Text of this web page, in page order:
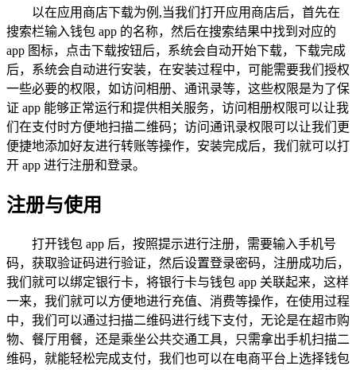
以在应用商店下载为例,当我们打开应用商店后，首先在
搜索栏输入钱包 app 的名称，然后在搜索结果中找到对应的
app 图标，点击下载按钮后，系统会自动开始下载，下载完成
后，系统会自动进行安装，在安装过程中，可能需要我们授权
一些必要的权限，如访问相册、通讯录等，这些权限是为了保
证 app 能够正常运行和提供相关服务，访问相册权限可以让我
们在支付时方便地扫描二维码；访问通讯录权限可以让我们更
便捷地添加好友进行转账等操作，安装完成后，我们就可以打
开 app 进行注册和登录。
注册与使用
打开钱包 app 后，按照提示进行注册，需要输入手机号
码，获取验证码进行验证，然后设置登录密码，注册成功后，
我们就可以绑定银行卡，将银行卡与钱包 app 关联起来，这样
一来，我们就可以方便地进行充值、消费等操作，在使用过程
中，我们可以通过扫描二维码进行线下支付，无论是在超市购
物、餐厅用餐，还是乘坐公共交通工具，只需拿出手机扫描二
维码，就能轻松完成支付，我们也可以在电商平台上选择钱包